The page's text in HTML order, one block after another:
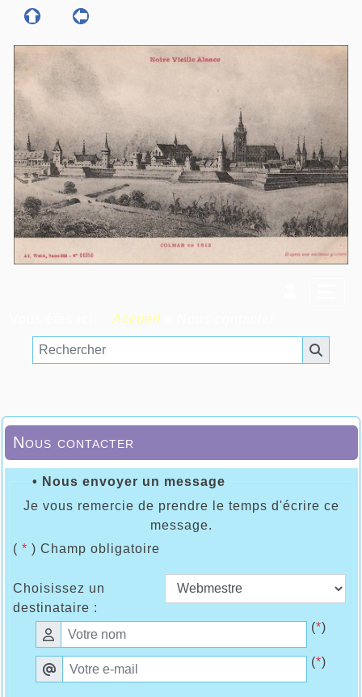
Accueil
Nous contacter
• Nous envoyer un message
Je vous remercie de prendre le temps d'écrire ce
message.
( * ) Champ obligatoire
Choisissez un
destinataire :
(*)
(*)